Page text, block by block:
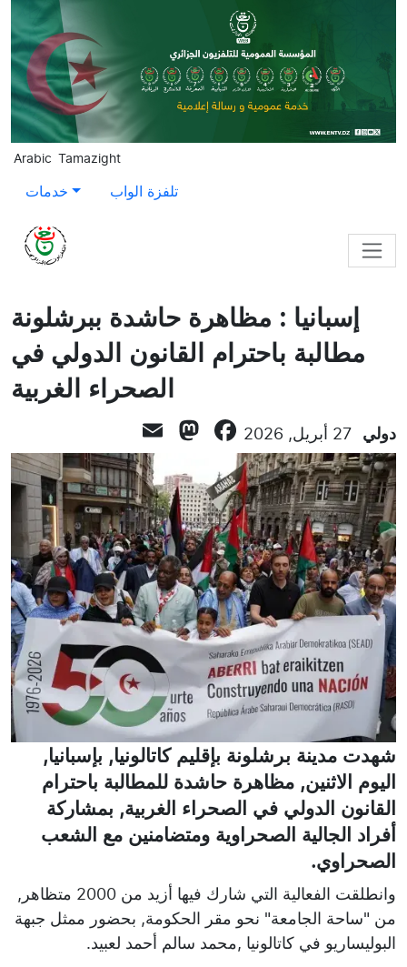
Skip to main content
Arabic Tamazight
خدمات تلفزة الواب
إسبانيا : مظاهرة حاشدة ببرشلونة
مطالبة باحترام القانون الدولي في
الصحراء الغربية
دولي 27 أبريل, 2026 Facebook
Mastodon
شهدت مدينة برشلونة بإقليم كاتالونيا, بإسبانيا,
اليوم الاثنين, مظاهرة حاشدة للمطالبة باحترام
القانون الدولي في الصحراء الغربية, بمشاركة
أفراد الجالية الصحراوية ومتضامنين مع الشعب
الصحراوي.
وانطلقت الفعالية التي شارك فيها أزيد من 2000 متظاهر,
من "ساحة الجامعة" نحو مقر الحكومة, بحضور ممثل جبهة
البوليساريو في كاتالونيا ,محمد سالم أحمد لعبيد.